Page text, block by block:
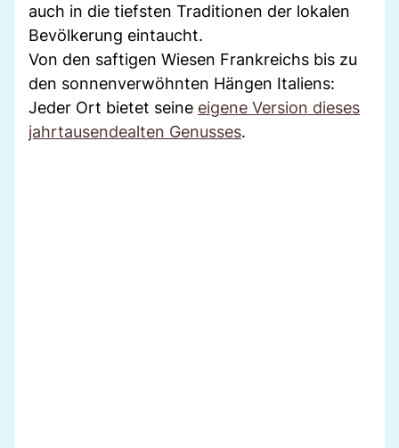
auch in die tiefsten Traditionen der lokalen
Bevölkerung eintaucht.
Von den saftigen Wiesen Frankreichs bis zu
den sonnenverwöhnten Hängen Italiens:
Jeder Ort bietet seine eigene Version dieses
jahrtausendealten Genusses.